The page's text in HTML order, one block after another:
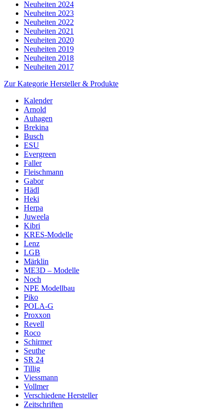
Neuheiten 2024
Neuheiten 2023
Neuheiten 2022
Neuheiten 2021
Neuheiten 2020
Neuheiten 2019
Neuheiten 2018
Neuheiten 2017
Zur Kategorie Hersteller & Produkte
Kalender
Arnold
Auhagen
Brekina
Busch
ESU
Evergreen
Faller
Fleischmann
Gabor
Hädl
Heki
Herpa
Juweela
Kibri
KRES-Modelle
Lenz
LGB
Märklin
ME3D – Modelle
Noch
NPE Modellbau
Piko
POLA-G
Proxxon
Revell
Roco
Schirmer
Seuthe
SR 24
Tillig
Viessmann
Vollmer
Verschiedene Hersteller
Zeitschriften